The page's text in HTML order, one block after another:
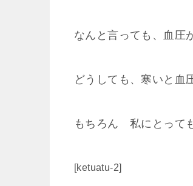
なんと言っても、血圧
どうしても、寒いと血
もちろん 私にとって
[ketuatu-2]